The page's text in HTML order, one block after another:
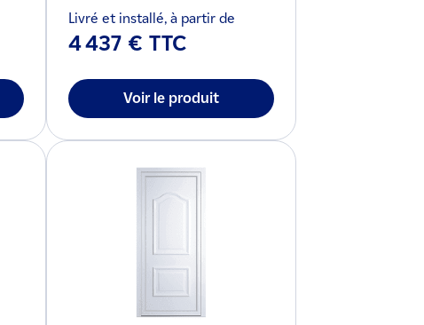
Livré et installé, à partir de
4 437 € TTC
Voir le produit